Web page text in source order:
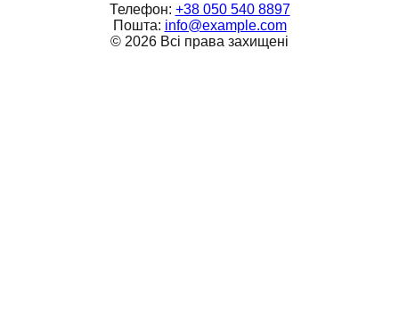
Телефон: +38 050 540 8897
Пошта: info@example.com
© 2026 Всі права захищені